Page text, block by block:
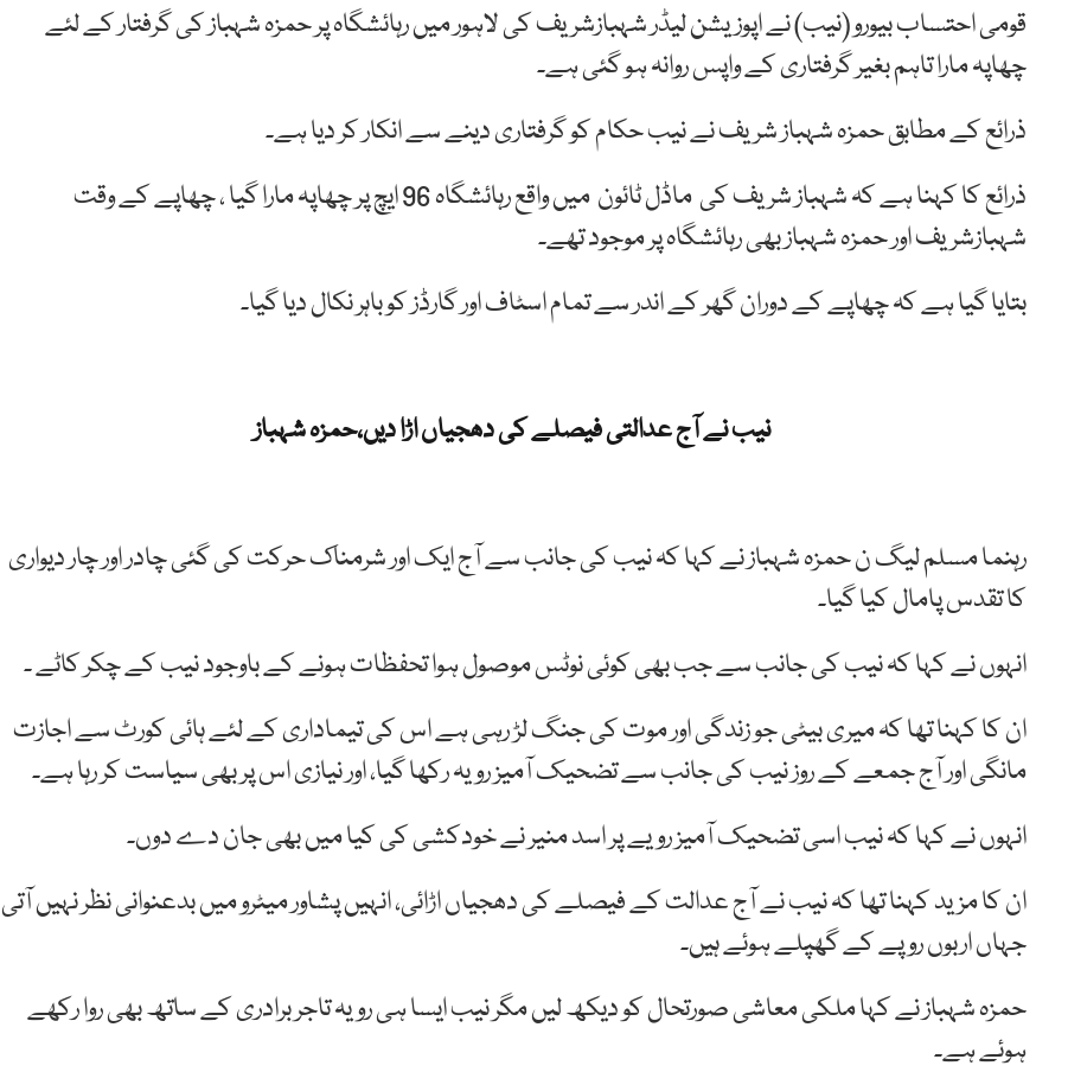
قومی احتساب بیورو (نیب) نے اپوزیشن لیڈر شہبازشریف کی لاہور میں رہائشگاہ پر حمزہ شہباز کی گرفتار کے لئے
چھاپہ مارا تاہم بغیر گرفتاری کے واپس روانہ ہو گئی ہے۔
ذرائع کے مطابق حمزہ شہباز شریف نے نیب حکام کو گرفتاری دینے سے انکار کر دیا ہے۔
ذرائع کا کہنا ہے کہ شہباز شریف کی ماڈل ٹائون میں واقع رہائشگاہ 96 ایچ پر چھاپہ مارا گیا ، چھاپے کے وقت
شہبازشریف اور حمزہ شہباز بھی رہائشگاہ پر موجود تھے۔
بتایا گیا ہے کہ چھاپے کے دوران گھر کے اندر سے تمام اسٹاف اور گارڈز کو باہر نکال دیا گیا۔
نیب نے آج عدالتی فیصلے کی دھجیاں اڑا دیں،حمزہ شہباز
رہنما مسلم لیگ ن حمزہ شہباز نے کہا کہ نیب کی جانب سے آج ایک اور شرمناک حرکت کی گئی چادر اور چار دیواری
کا تقدس پامال کیا گیا۔
انہوں نے کہا کہ نیب کی جانب سے جب بھی کوئی نوٹس موصول ہوا تحفظات ہونے کے باوجود نیب کے چکر کاٹے ۔
ان کا کہنا تھا کہ میری بیٹی جو زندگی اور موت کی جنگ لڑ رہی ہے اس کی تیماداری کے لئے ہائی کورٹ سے اجازت
مانگی اور آج جمعے کے روز نیب کی جانب سے تضحیک آمیز رویہ رکھا گیا، اور نیازی اس پر بھی سیاست کر رہا ہے۔
انہوں نے کہا کہ نیب اسی تضحیک آمیز رویے پر اسد منیر نے خودکشی کی کیا میں بھی جان دے دوں۔
ان کا مزید کہنا تھا کہ نیب نے آج عدالت کے فیصلے کی دھجیاں اڑائی، انہیں پشاور میٹرو میں بدعنوانی نظر نہیں آتی
جہاں اربوں روپے کے گھپلے ہوئے ہیں۔
حمزہ شہباز نے کہا ملکی معاشی صورتحال کو دیکھ لیں مگر نیب ایسا ہی رویہ تاجر برادری کے ساتھ بھی روا رکھے
ہوئے ہے۔